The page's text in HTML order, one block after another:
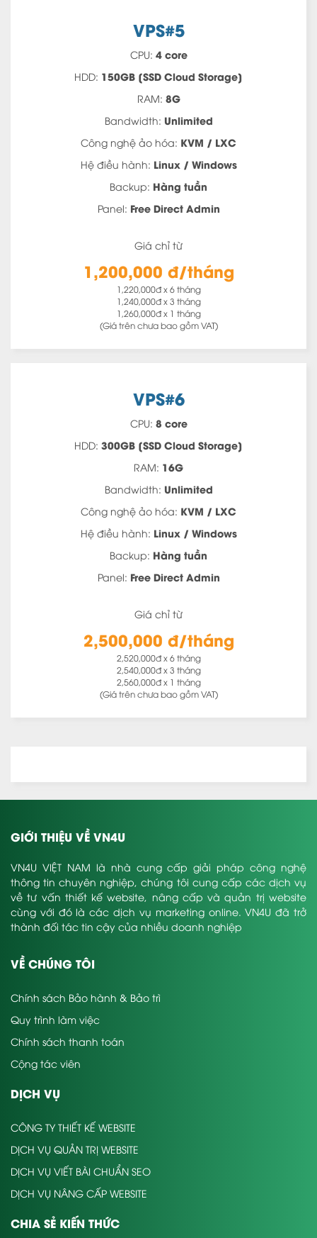
VPS#5
CPU: 4 core
HDD: 150GB [SSD Cloud Storage]
RAM: 8G
Bandwidth: Unlimited
Công nghệ ảo hóa: KVM / LXC
Hệ điều hành: Linux / Windows
Backup: Hàng tuần
Panel: Free Direct Admin
Giá chỉ từ
1,200,000 đ/tháng
1,220,000đ x 6 tháng
1,240,000đ x 3 tháng
1,260,000đ x 1 tháng
(Giá trên chưa bao gồm VAT)
VPS#6
CPU: 8 core
HDD: 300GB [SSD Cloud Storage]
RAM: 16G
Bandwidth: Unlimited
Công nghệ ảo hóa: KVM / LXC
Hệ điều hành: Linux / Windows
Backup: Hàng tuần
Panel: Free Direct Admin
Giá chỉ từ
2,500,000 đ/tháng
2,520,000đ x 6 tháng
2,540,000đ x 3 tháng
2,560,000đ x 1 tháng
(Giá trên chưa bao gồm VAT)
GIỚI THIỆU VỀ VN4U
VN4U VIỆT NAM là nhà cung cấp giải pháp công nghệ
thông tin chuyên nghiệp, chúng tôi cung cấp các dịch vụ
về tư vấn thiết kế website, nâng cấp và quản trị website
cùng với đó là các dịch vụ marketing online. VN4U đã trở
thành đối tác tin cậy của nhiều doanh nghiệp
VỀ CHÚNG TÔI
Chính sách Bảo hành & Bảo trì
Quy trình làm việc
Chính sách thanh toán
Cộng tác viên
DỊCH VỤ
CÔNG TY THIẾT KẾ WEBSITE
DỊCH VỤ QUẢN TRỊ WEBSITE
DỊCH VỤ VIẾT BÀI CHUẨN SEO
DỊCH VỤ NÂNG CẤP WEBSITE
CHIA SẺ KIẾN THỨC